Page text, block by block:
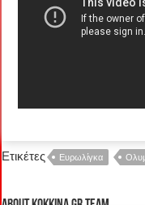
Ετικέτες Ευρωλίγκα